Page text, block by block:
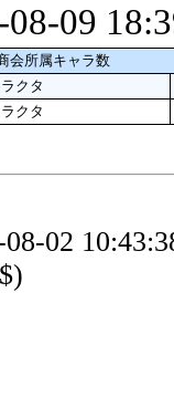
08-09
会所属キャラ数
クタ
クタ
02